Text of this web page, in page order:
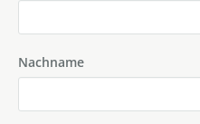
Nachname